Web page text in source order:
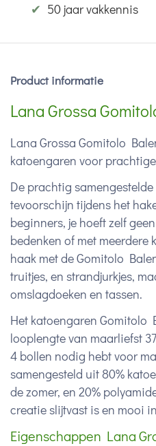
✔ 50 jaar vakkennis
Product informatie
Lana Grossa
Lana Grossa Gomitolo
katoengaren voor
De prachtig
tevoorschijn tijdens het
beginners, je hoeft zelf
bedenken of met meerdere
haak met de Gomitolo
truitjes, en strandjurkjes,
omslagdoeken en tassen.
Het katoengaren Gomitolo
looplengte van maarliefst
4 bollen nodig hebt voor
samengesteld uit 80%
de zomer, en 20%
creatie slijtvast is en mooi
Eigenschappen Lana